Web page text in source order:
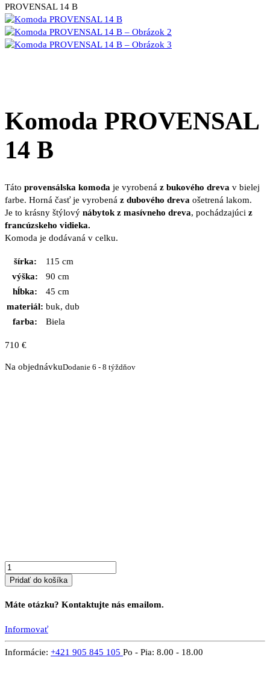
PROVENSAL 14 B
Komoda PROVENSAL
14 B
Táto provensálska komoda je vyrobená z bukového dreva v bielej
farbe. Horná časť je vyrobená z dubového dreva ošetrená lakom.
Je to krásny štýlový nábytok z masívneho dreva, pochádzajúci z
francúzskeho vidieka.
Komoda je dodávaná v celku.
šírka:
115 cm
výška:
90 cm
hĺbka:
45 cm
materiál: buk, dub
farba:
Biela
710 €
Na objednávkuDodanie 6 - 8 týždňov
Pridať do košíka
Máte otázku? Kontaktujte nás emailom.
Informovať
Informácie: +421 905 845 105 Po - Pia: 8.00 - 18.00